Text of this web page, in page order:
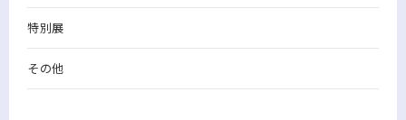
特別展
その他